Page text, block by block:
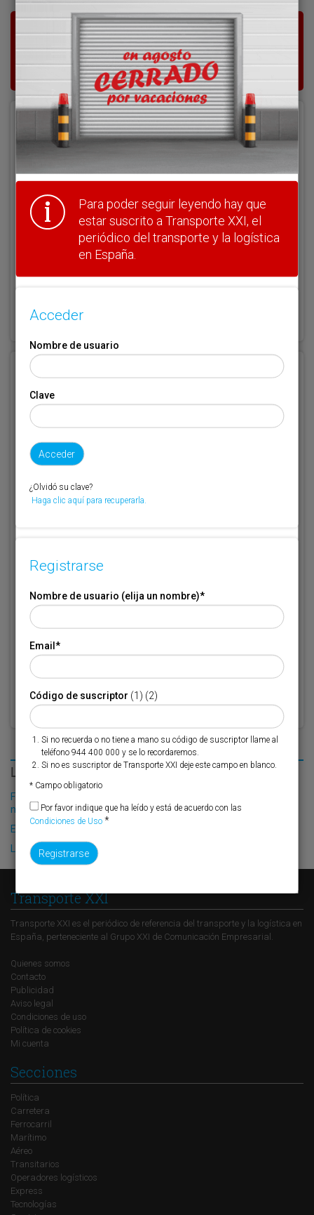
Para poder seguir leyendo hay que estar
suscrito a Transporte XXI, el periódico
del transporte y la logística en España.
Acceder
Clave
Haga clic aquí para recuperarla.
Registrarse
Nombre de usuario (elija un nombre)*
Email*
Código de suscriptor
teléfono 944 400 000 y se lo recordaremos.
* Campo obligatorio
Por favor indique que ha leído y está de acuerdo con las
de Uso *
LO MÁS LEÍDO
Fribasa refuerza su logística con la puesta en marcha de una
nueva base en Vizcaya
El Puerto de Valencia crecerá en oferta ro-pax
La ampliación de CTC-Coslada, pendiente del análisis del suelo
Transporte XXI
Transporte XXI es el periódico de referencia del transporte y la logística en
España, perteneciente al Grupo XXI de Comunicación Empresarial.
Quienes somos
Contacto
Publicidad
Aviso legal
Condiciones de uso
Política de cookies
Mi cuenta
Secciones
Política
Carretera
Ferrocarril
Marítimo
Aéreo
Transitarios
Operadores logísticos
Express
Tecnologías
Para poder seguir leyendo hay que
estar suscrito a Transporte XXI, el
periódico del transporte y la logística
en España.
Acceder
Nombre de usuario
Clave
¿Olvidó su clave?
Haga clic aquí para recuperarla.
Registrarse
Nombre de usuario (elija un nombre)*
Email*
Código de suscriptor (1) (2)
Si no recuerda o no tiene a mano su código de suscriptor llame al
teléfono 944 400 000 y se lo recordaremos.
Si no es suscriptor de Transporte XXI deje este campo en blanco.
* Campo obligatorio
Por favor indique que ha leído y está de acuerdo con las
Condiciones de Uso *